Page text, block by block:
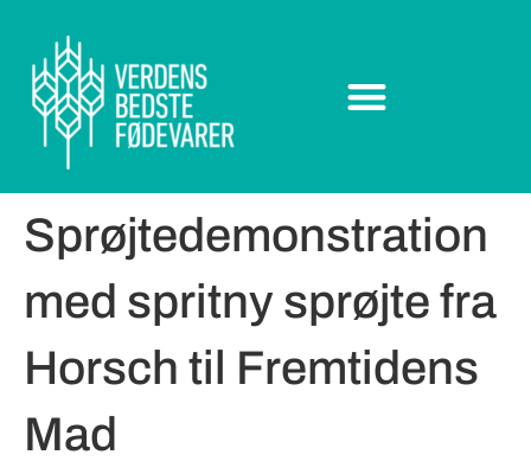
Sprøjtedemonstration
med spritny sprøjte fra
Horsch til Fremtidens
Mad